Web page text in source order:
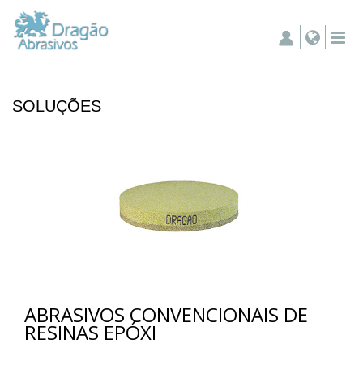
SOLUÇÕES
ABRASIVOS CONVENCIONAIS DE
RESINAS EPÓXI